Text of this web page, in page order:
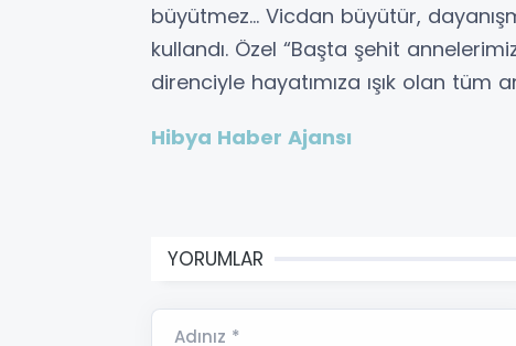
büyütmez… Vicdan büyütür,
kullandı. Özel “Başta şehit
direnciyle hayatımıza ışık olan tüm
Hibya Haber Ajansı
YORUMLAR
Adınız *